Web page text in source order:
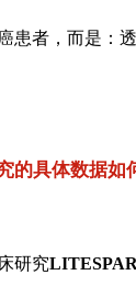
患者，而是：
的具体数据如
研究